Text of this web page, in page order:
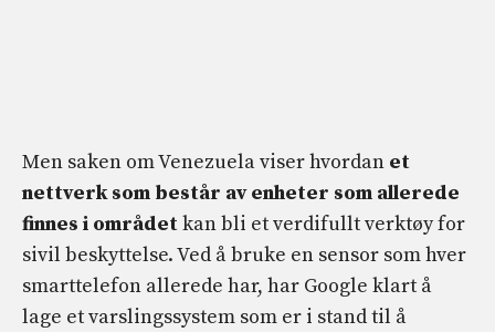
Men saken om Venezuela viser hvordan et
nettverk som består av enheter som allerede
finnes i områdetkan bli et verdifullt verktøy for
sivil beskyttelse. Ved å bruke en sensor som hver
smarttelefon allerede har, har Google klart å
lage et varslingssystem som er i stand til å